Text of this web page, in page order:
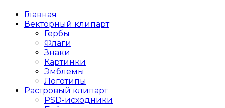
Главная
Векторный клипарт
Гербы
Флаги
Знаки
Картинки
Эмблемы
Логотипы
Растровый клипарт
PSD-исходники